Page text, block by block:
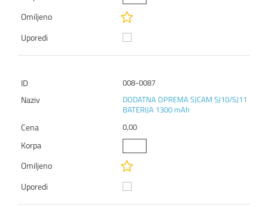
008-0087
DODATNA OPREMA SJCAM SJ10/SJ11
BATERIJA 1300 mAh
0,00